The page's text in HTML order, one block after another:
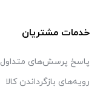
خدمات مشتریان
پاسخ پرسش‌های متداول
رویه‌های بازگرداندن کالا